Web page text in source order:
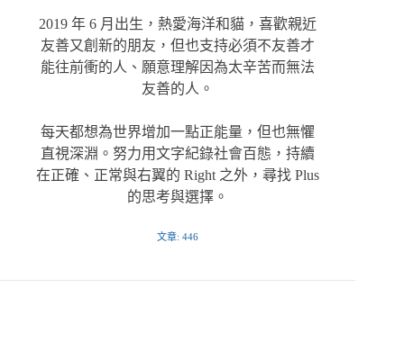
2019 年 6 月出生，熱愛海洋和貓，喜歡親近
友善又創新的朋友，但也支持必須不友善才
能往前衝的人、願意理解因為太辛苦而無法
友善的人。
每天都想為世界增加一點正能量，但也無懼
直視深淵。努力用文字紀錄社會百態，持續
在正確、正常與右翼的 Right 之外，尋找 Plus
的思考與選擇。
文章: 446